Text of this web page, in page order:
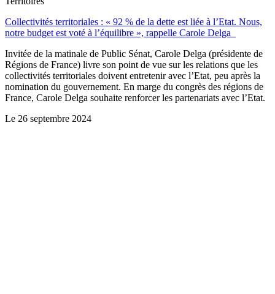
Collectivités territoriales : « 92 % de la dette est liée à l’Etat. Nous,
notre budget est voté à l’équilibre », rappelle Carole Delga
Invitée de la matinale de Public Sénat, Carole Delga (présidente de
Régions de France) livre son point de vue sur les relations que les
collectivités territoriales doivent entretenir avec l’Etat, peu après la
nomination du gouvernement. En marge du congrès des régions de
France, Carole Delga souhaite renforcer les partenariats avec l’Etat.
Le 26 septembre 2024